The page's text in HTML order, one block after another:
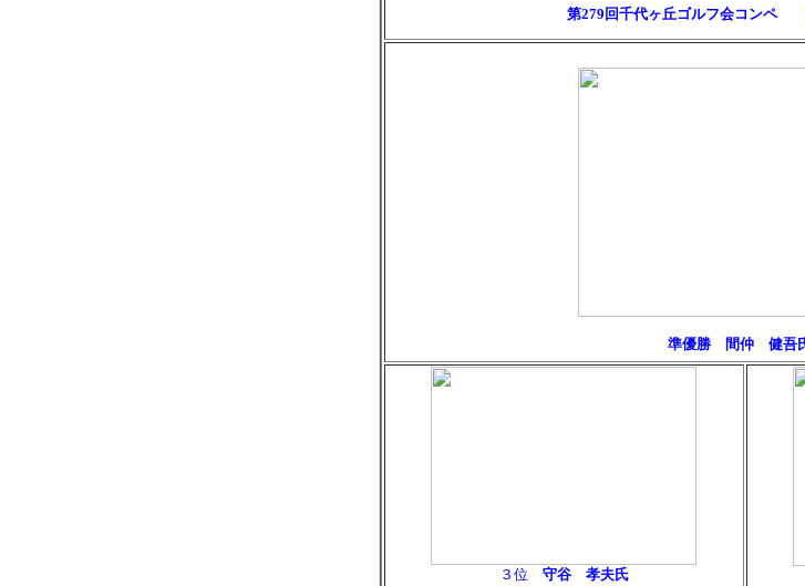
第279回千代ヶ丘ゴルフ会コン
準優勝 間仲 健吾
３位 守谷 孝夫氏